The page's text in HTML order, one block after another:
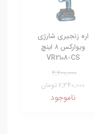
اره زنجیری شارژی
ویوارکس ۸ اینچ
VR2108-CS
2,700,000
2,340,000 تومان
ناموجود